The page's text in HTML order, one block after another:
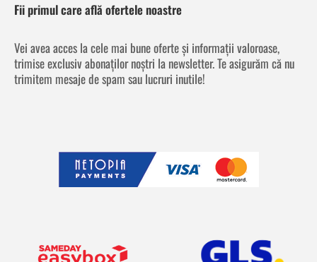
Fii primul care află ofertele noastre
Vei avea acces la cele mai bune oferte și informații valoroase,
trimise exclusiv abonaților noștri la newsletter. Te asigurăm că nu
trimitem mesaje de spam sau lucruri inutile!